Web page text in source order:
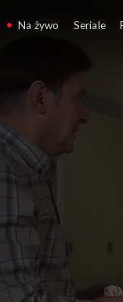
Na żywo Seriale